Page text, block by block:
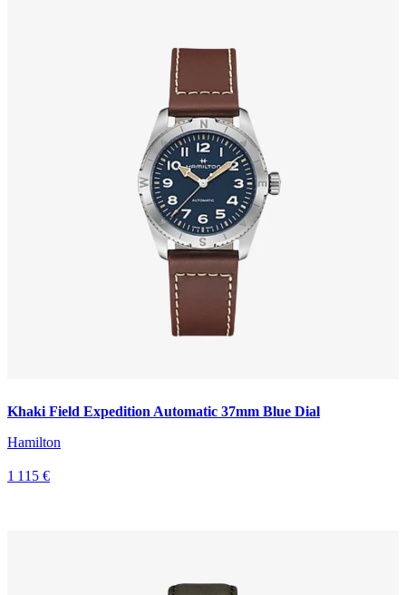
Khaki Field Expedition Automatic 37mm Blue Dial
Hamilton
1 115 €